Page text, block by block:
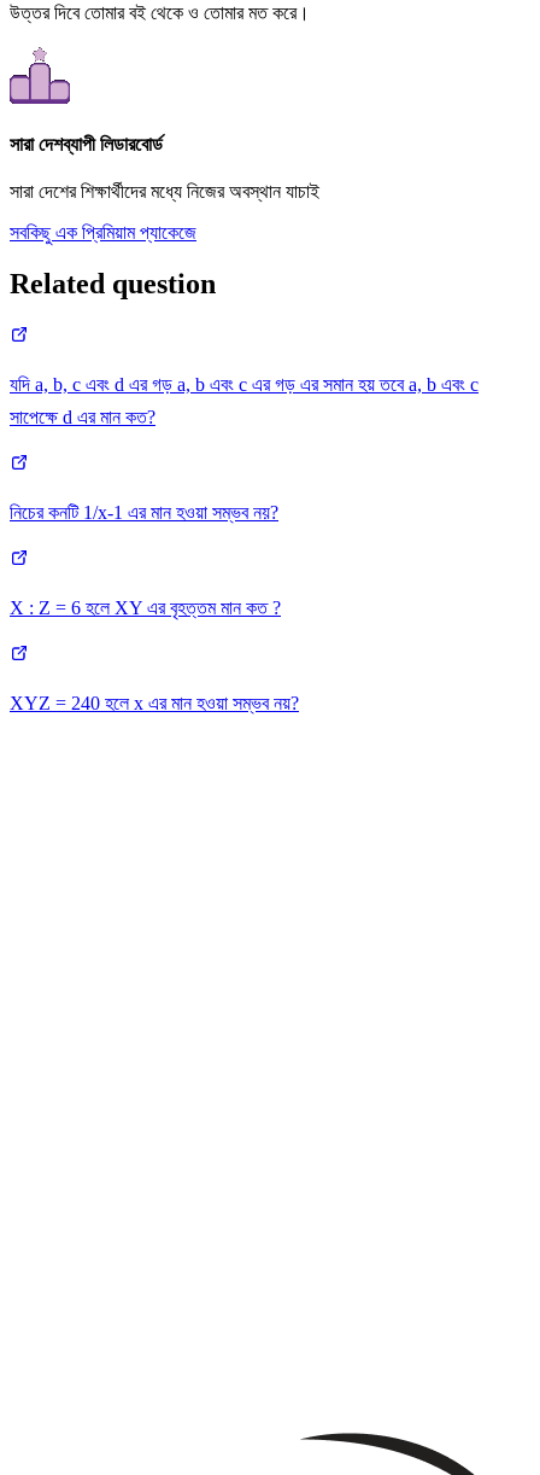
উত্তর দিবে তোমার বই থেকে ও তোমার মত করে।
সারা দেশব্যাপী লিডারবোর্ড
সারা দেশের শিক্ষার্থীদের মধ্যে নিজের অবস্থান যাচাই
সবকিছু এক প্রিমিয়াম প্যাকেজে
Related question
যদি a, b, c এবং d এর গড় a, b এবং c এর গড় এর সমান হয় তবে a, b এবং c
সাপেক্ষে d এর মান কত?
নিচের কনটি 1/x-1 এর মান হওয়া সম্ভব নয়?
X : Z = 6 হলে XY এর বৃহত্তম মান কত ?
XYZ = 240 হলে x এর মান হওয়া সম্ভব নয়?